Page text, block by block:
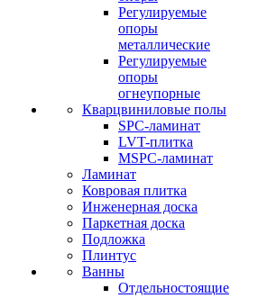
Регулируемые
опоры
металлические
Регулируемые
опоры
огнеупорные
Кварцвиниловые полы
SPC-ламинат
LVT-плитка
MSPC-ламинат
Ламинат
Ковровая плитка
Инженерная доска
Паркетная доска
Подложка
Плинтус
Ванны
Отдельностоящие